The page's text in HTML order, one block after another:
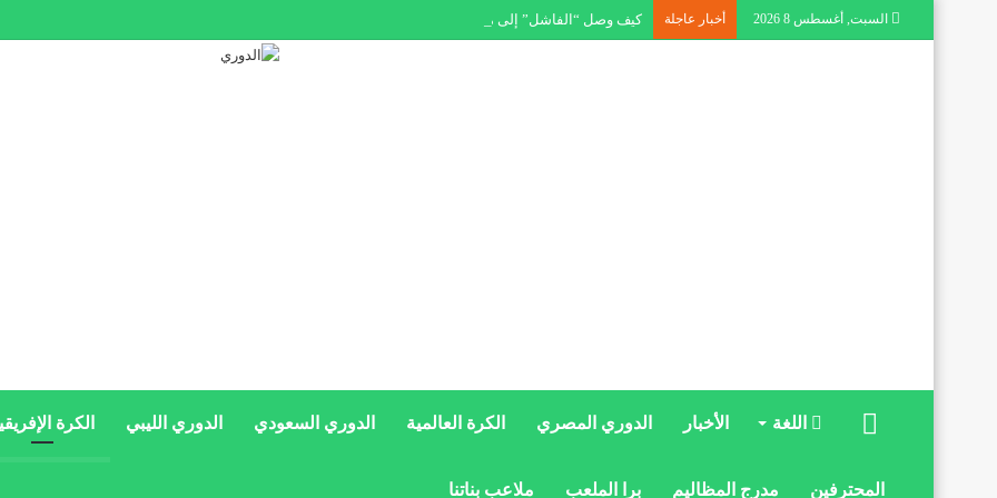
السبت, أغسطس 8 2026 أخبار عاجلة كيف وصل “الفاشل” إلى مقعد المدرب؟.. الشرطة تداهم مقر اتحاد كوريا الجنوبية
الرئيسيةاللغة الأخبار الدوري المصري الكرة العالمية الدوري السعودي الدوري الليبي الكرة
المحترفين مدرج المظاليم برا الملعب ملاعب بناتنا